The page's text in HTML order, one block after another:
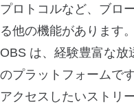
プロトコルなど、ブロ
る他の機能があります
OBS は、経験豊富な放
のプラットフォームで
アクセスしたいストリ